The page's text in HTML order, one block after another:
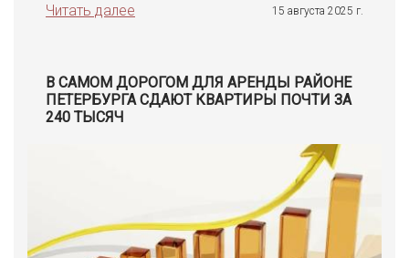
Читать далее
15 августа 2025 г.
В САМОМ ДОРОГОМ ДЛЯ АРЕНДЫ РАЙОНЕ
ПЕТЕРБУРГА СДАЮТ КВАРТИРЫ ПОЧТИ ЗА
240 ТЫСЯЧ